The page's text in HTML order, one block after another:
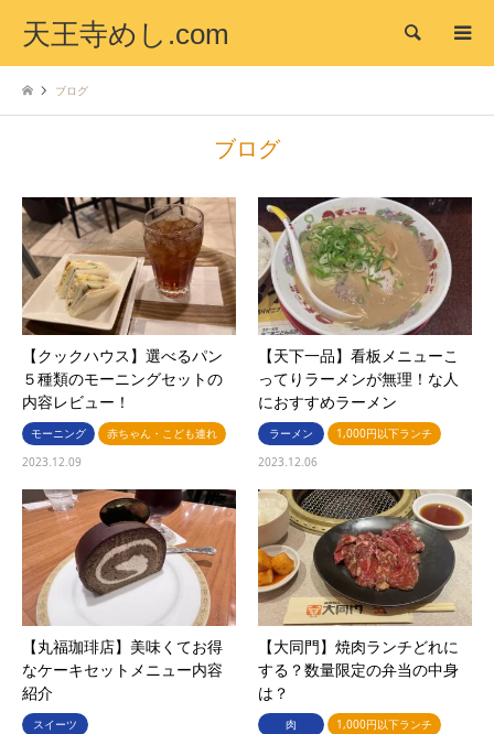
天王寺めし.com 検索
ブログ
ブログ
【クックハウス】選べるパン
５種類のモーニングセットの
内容レビュー！
モーニング
赤ちゃん・こども連れ
2023.12.09
【天下一品】看板メニューこ
ってりラーメンが無理！な人
におすすめラーメン
ラーメン
1,000円以下ランチ
2023.12.06
【丸福珈琲店】美味くてお得
なケーキセットメニュー内容
紹介
スイーツ
【大同門】焼肉ランチどれに
する？数量限定の弁当の中身
は？
肉
1,000円以下ランチ